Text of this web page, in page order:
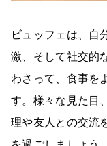
ビュッフェは、自
激、そして社交的
わさって、食事を
す。様々な見た目
理や友人との交流